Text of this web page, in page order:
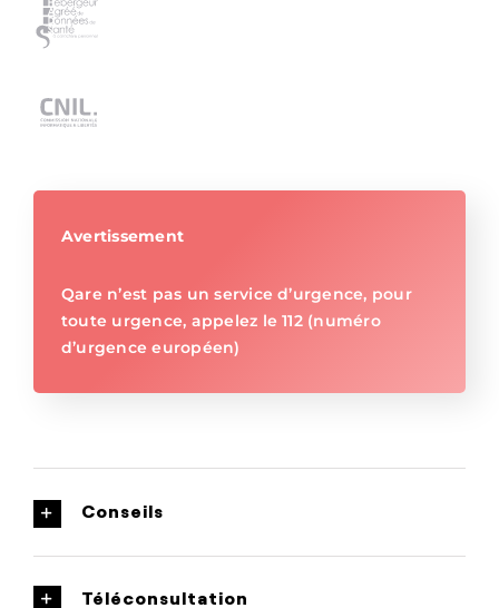
Avertissement
Qare n’est pas un service d’urgence, pour
toute urgence, appelez le 112 (numéro
d’urgence européen)
Conseils
Téléconsultation